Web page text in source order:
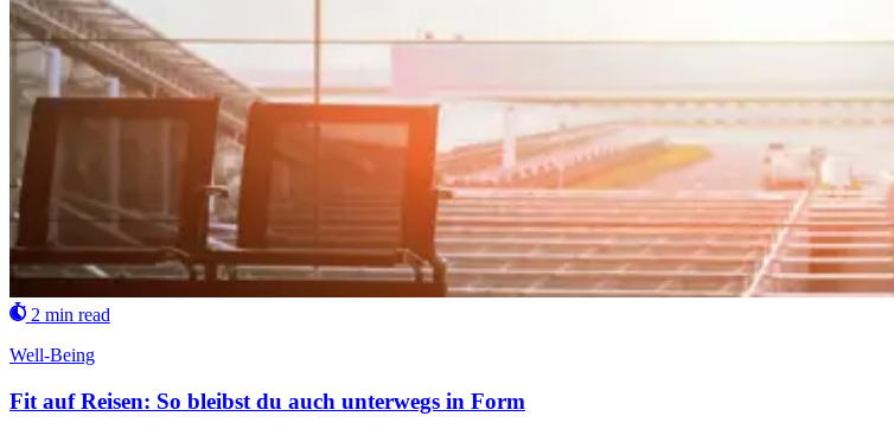
2 min read
Well-Being
Fit auf Reisen: So bleibst du auch unterwegs in Form